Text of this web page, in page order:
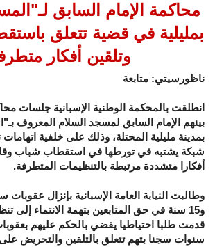
محاكمة الإمام السابق
بمليلية في قضية تتعلق
وتلقين أفكار
ناظورسيتي: متابعة
بينهم الإمام السابق لمسجد السلام المعروف
بمدينة مليلية المحتلة، وذلك على خلفية اتهامات
شبكة يشتبه في تورطها في استقطاب شباب
أفكارا متشددة مرتبطة بالتنظيمات المتطرفة.
و15 سنة في حق المتابعين بتهمة الانتماء إلى
سنوات سجنا بتهم تتعلق بالتلقين والتحريض